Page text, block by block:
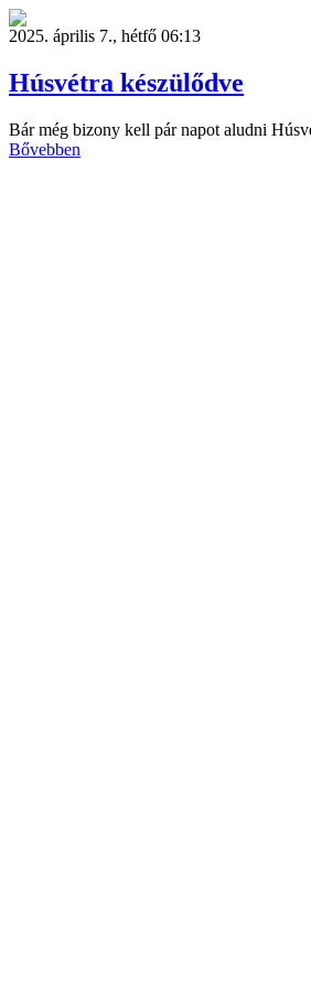
2025. április 7., hétfő 06:13
Húsvétra készülődve
Bár még bizony kell pár napot aludni
Bővebben